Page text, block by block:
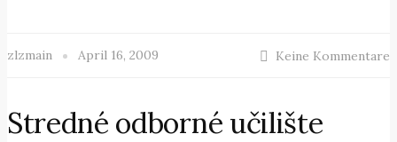
zlzmain April 16, 2009 Keine Kommentare
Stredné odborné učilište